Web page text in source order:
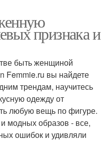
признака и
быть женщиной
Femmie.ru вы найдете
трендам, научитесь
одежду от
любую вещь по фигуре.
модных образов - все,
ошибок и удивляли